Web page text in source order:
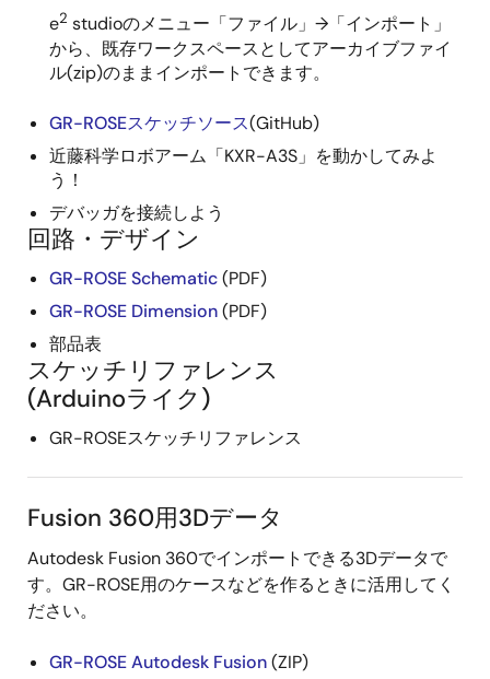
e2 studioのメニュー「ファイル」→「インポート」
から、既存ワークスペースとしてアーカイブファイ
ル(zip)のままインポートできます。
GR-ROSEスケッチソース(GitHub)
近藤科学ロボアーム「KXR-A3S」を動かしてみよ
う！
デバッガを接続しよう
回路・デザイン
GR-ROSE Schematic(PDF)
GR-ROSE Dimension(PDF)
部品表
スケッチリファレンス
(Arduinoライク)
GR-ROSEスケッチリファレンス
Fusion 360用3Dデータ
Autodesk Fusion 360でインポートできる3Dデータで
す。GR-ROSE用のケースなどを作るときに活用してく
ださい。
GR-ROSE Autodesk Fusion(ZIP)